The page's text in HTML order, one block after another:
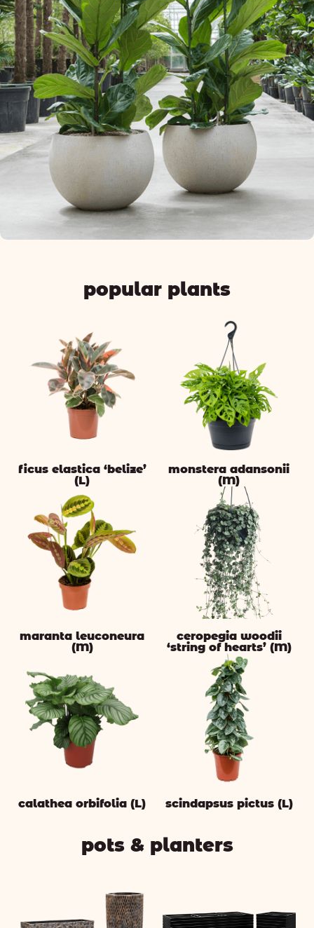
popular plants
ficus elastica ‘belize’
(L)
monstera adansonii
(M)
maranta leuconeura
(M)
ceropegia woodii
‘string of hearts’ (M)
calathea orbifolia (L) scindapsus pictus (L)
pots & planters